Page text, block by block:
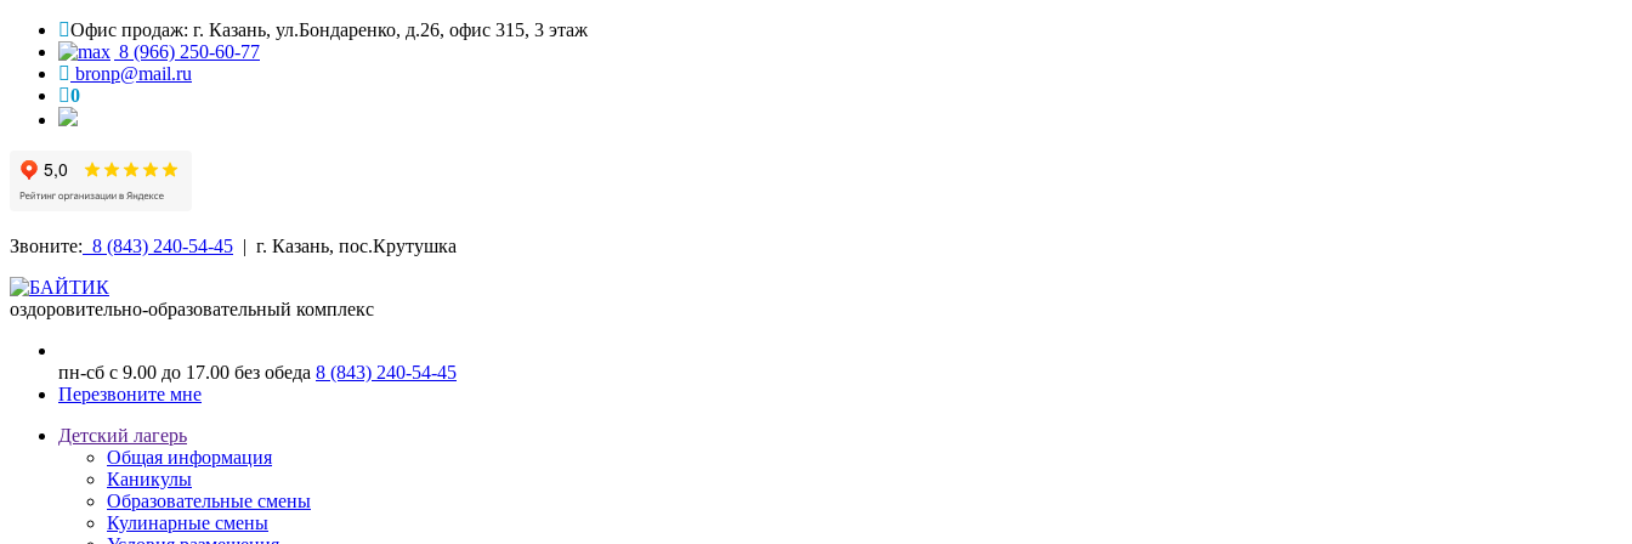
Офис продаж: г. Казань, ул.Бондаренко, д.26, офис 315, 3 этаж
8 (966) 250-60-77
bronp@mail.ru
0
Звоните: 8 (843) 240-54-45 | г. Казань, пос.Крутушка
оздоровительно-образовательный комплекс
пн-сб с 9.00 до 17.00 без обеда 8 (843) 240-54-45
Перезвоните мне
Детский лагерь
Общая информация
Каникулы
Образовательные смены
Кулинарные смены